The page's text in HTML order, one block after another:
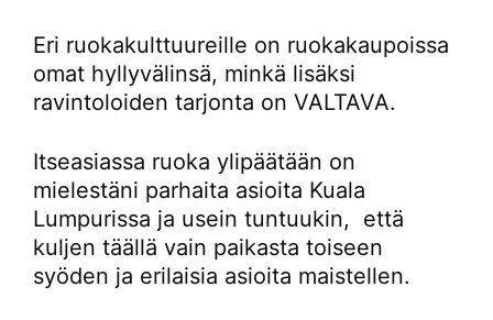
Eri ruokakulttuureille on ruokakaupoissa
omat hyllyvälinsä, minkä lisäksi
ravintoloiden tarjonta on VALTAVA.
Itseasiassa ruoka ylipäätään on
mielestäni parhaita asioita Kuala
Lumpurissa ja usein tuntuukin, että
kuljen täällä vain paikasta toiseen
syöden ja erilaisia asioita maistellen.